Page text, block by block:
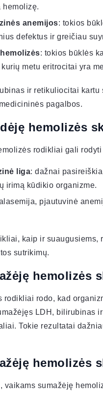
hemolizę.
anemijos: tokios
defektus ir greičiau
: tokios būklės
metu eritrocitai yra
ir retikuliocitai
pagalbos.
hemolizės
rodikliai gali
liga: dažnai
irimą kūdikio organizme.
pjautuvinė
kaip ir suaugusiems,
sutrikimų.
hemolizės
rodikliai rodo, kad
LDH, bilirubinas
Tokie rezultatai
hemolizės
vaikams sumažėję